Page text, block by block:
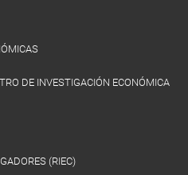
DE INVESTIGACIÓN ECONÓMICA
(RIEC)